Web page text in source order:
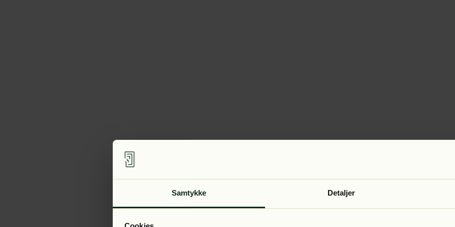
Samtykke Detaljer